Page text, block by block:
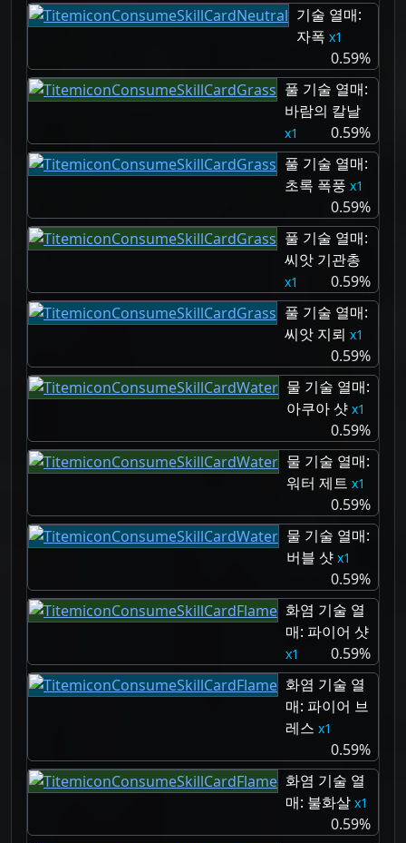
기술 열매:
자폭
1
0.59%
풀 기술 열매:
바람의 칼날
1
0.59%
풀 기술 열매:
초록 폭풍
1
0.59%
풀 기술 열매:
씨앗 기관총
1
0.59%
풀 기술 열매:
씨앗 지뢰
1
0.59%
물 기술 열매:
아쿠아 샷
1
0.59%
물 기술 열매:
워터 제트
1
0.59%
물 기술 열매:
버블 샷
1
0.59%
화염 기술 열
매: 파이어 샷
1
0.59%
화염 기술 열
매: 파이어 브
레스
1
0.59%
화염 기술 열
매: 불화살
1
0.59%